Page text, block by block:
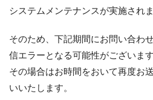
システムメンテナンスが実施されま
そのため、下記期間にお問い合わ
信エラーとなる可能性がございます
その場合はお時間をおいて再度お
いいたします。